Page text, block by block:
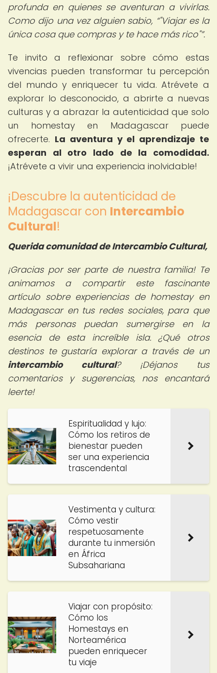
profunda en quienes se aventuran a vivirlas.
Como dijo una vez alguien sabio, "Viajar es la
única cosa que compras y te hace más rico" .
Te invito a reflexionar sobre cómo estas
vivencias pueden transformar tu percepción
del mundo y enriquecer tu vida. Atrévete a
explorar lo desconocido, a abrirte a nuevas
culturas y a abrazar la autenticidad que solo
un homestay en Madagascar puede
ofrecerte. La aventura y el aprendizaje te
esperan al otro lado de la comodidad.
¡Atrévete a vivir una experiencia inolvidable!
¡Descubre la autenticidad de
Madagascar con Intercambio
Cultural!
Querida comunidad de Intercambio Cultural,
¡Gracias por ser parte de nuestra familia! Te
animamos a compartir este fascinante
artículo sobre experiencias de homestay en
Madagascar en tus redes sociales, para que
más personas puedan sumergirse en la
esencia de esta increíble isla. ¿Qué otros
destinos te gustaría explorar a través de un
intercambio cultural? ¡Déjanos tus
comentarios y sugerencias, nos encantará
leerte!
Espiritualidad y lujo:
Cómo los retiros de
bienestar pueden
ser una experiencia
trascendental
Vestimenta y cultura:
Cómo vestir
respetuosamente
durante tu inmersión
en África
Subsahariana
Viajar con propósito:
Cómo los
Homestays en
Norteamérica
pueden enriquecer
tu viaje